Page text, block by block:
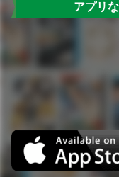
アプリ